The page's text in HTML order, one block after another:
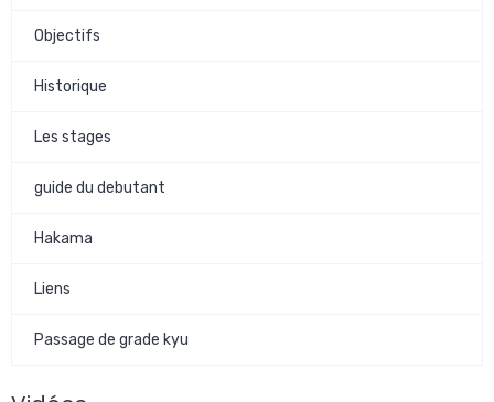
Objectifs
Historique
Les stages
guide du debutant
Hakama
Liens
Passage de grade kyu